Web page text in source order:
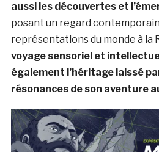
aussi les découvertes et
posant un regard
représentations du monde à la
voyage sensoriel et
également l’héritage laissé
résonances de son aventure